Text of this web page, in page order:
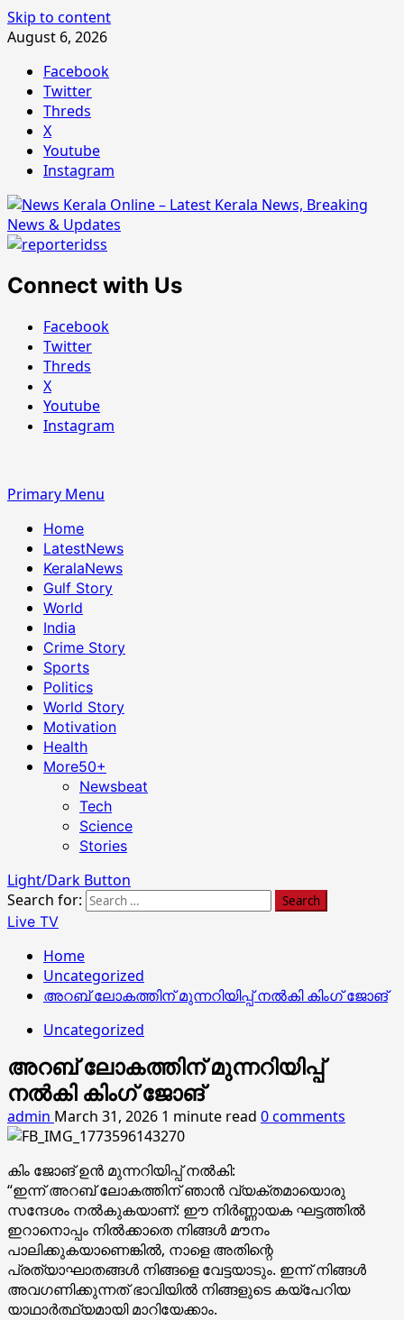
Skip to content
August 6, 2026
Facebook
Twitter
Threds
X
Youtube
Instagram
Connect with Us
Facebook
Twitter
Threds
X
Youtube
Instagram
Primary Menu
Home
LatestNews
KeralaNews
Gulf Story
World
India
Crime Story
Sports
Politics
World Story
Motivation
Health
More50+
Newsbeat
Tech
Science
Stories
Light/Dark Button
Search for:
Live TV
Home
Uncategorized
അറബ് ലോകത്തിന് മുന്നറിയിപ്പ് നൽകി കിംഗ് ജോങ്
Uncategorized
അറബ് ലോകത്തിന് മുന്നറിയിപ്പ്
നൽകി കിംഗ് ജോങ്
admin March 31, 2026 1 minute read 0 comments
കിം ജോങ് ഉൻ മുന്നറിയിപ്പ് നൽകി:
“ഇന്ന് അറബ് ലോകത്തിന് ഞാൻ വ്യക്തമായൊരു
സന്ദേശം നൽകുകയാണ്: ഈ നിർണ്ണായക ഘട്ടത്തിൽ
ഇറാനൊപ്പം നിൽക്കാതെ നിങ്ങൾ മൗനം
പാലിക്കുകയാണെങ്കിൽ, നാളെ അതിന്റെ
പ്രത്യാഘാതങ്ങൾ നിങ്ങളെ വേട്ടയാടും. ഇന്ന് നിങ്ങൾ
അവഗണിക്കുന്നത് ഭാവിയിൽ നിങ്ങളുടെ കയ്പേറിയ
യാഥാർത്ഥ്യമായി മാറിയേക്കാം.